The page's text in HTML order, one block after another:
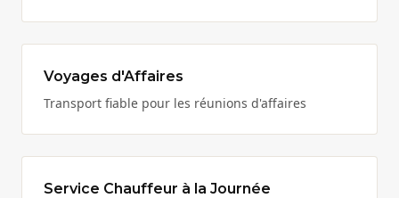
Voyages d'Affaires
Transport fiable pour les réunions d'affaires
Service Chauffeur à la Journée